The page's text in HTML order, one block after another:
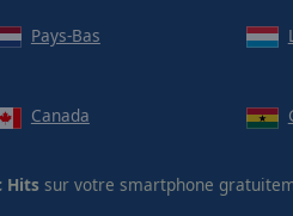
Pays-Bas
Canada
Hits sur votre smartphone